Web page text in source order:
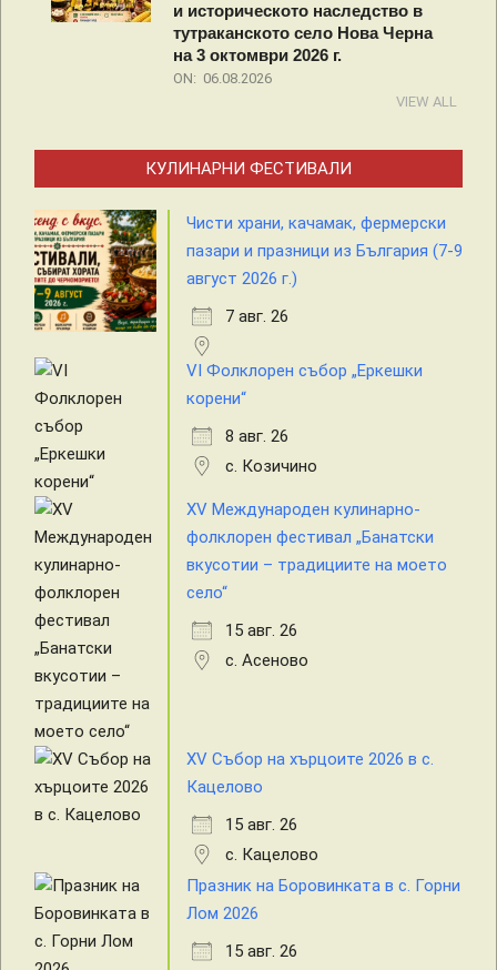
и историческото наследство в
тутраканското село Нова Черна
на 3 октомври 2026 г.
ON: 06.08.2026
VIEW ALL
КУЛИНАРНИ ФЕСТИВАЛИ
Чисти храни, качамак, фермерски
пазари и празници из България (7-9
август 2026 г.)
7 авг. 26
VI Фолклорен събор „Еркешки
корени“
8 авг. 26
с. Козичино
XV Международен кулинарно-
фолклорен фестивал „Банатски
вкусотии – традициите на моето
село“
15 авг. 26
с. Асеново
XV Събор на хърцоите 2026 в с.
Кацелово
15 авг. 26
с. Кацелово
Празник на Боровинката в с. Горни
Лом 2026
15 авг. 26